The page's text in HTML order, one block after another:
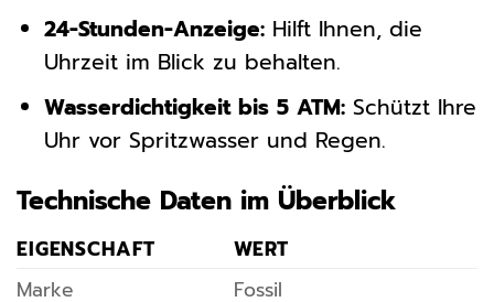
24-Stunden-Anzeige:Hilft Ihnen, die
Uhrzeit im Blick zu behalten.
Wasserdichtigkeit bis 5 ATM:Schützt Ihre
Uhr vor Spritzwasser und Regen.
Technische Daten im Überblick
EIGENSCHAFT
WERT
Marke
Fossil